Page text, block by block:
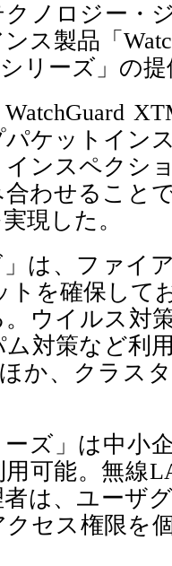
ノロジー・
ス製品「
リーズ」の
ケットイン
ンスペクシ
わせること
現した。
」は、ファイ
トを確保して
ウイルス対
対策など利
ほか、クラス
ズ」は中小
可能。無線
は、ユーザ
セス権限を